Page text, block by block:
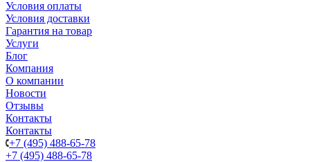
Условия оплаты
Условия доставки
Гарантия на товар
Услуги
Блог
Компания
О компании
Новости
Отзывы
Контакты
Контакты
+7 (495) 488-65-78
+7 (495) 488-65-78